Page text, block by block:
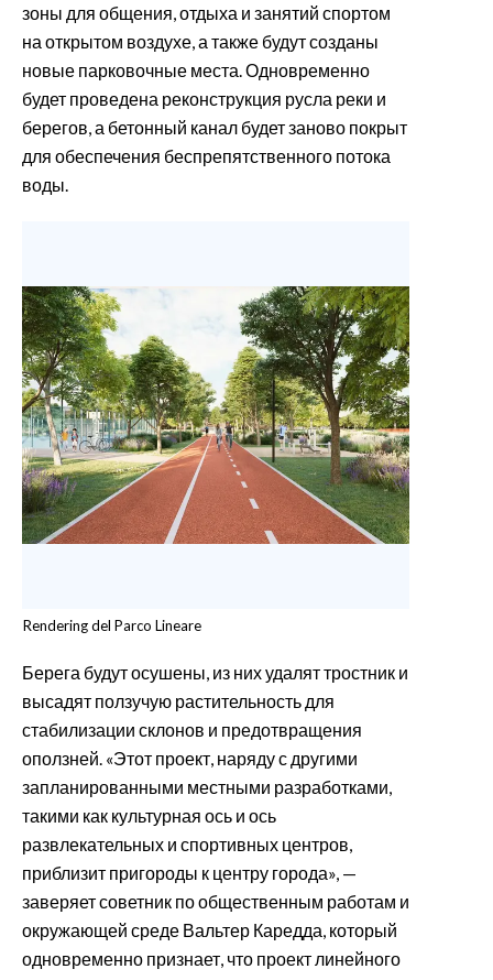
зоны для общения, отдыха и занятий спортом
на открытом воздухе, а также будут созданы
новые парковочные места. Одновременно
будет проведена реконструкция русла реки и
берегов, а бетонный канал будет заново покрыт
для обеспечения беспрепятственного потока
воды.
Rendering del Parco Lineare
Берега будут осушены, из них удалят тростник и
высадят ползучую растительность для
стабилизации склонов и предотвращения
оползней. «Этот проект, наряду с другими
запланированными местными разработками,
такими как культурная ось и ось
развлекательных и спортивных центров,
приблизит пригороды к центру города», —
заверяет советник по общественным работам и
окружающей среде Вальтер Каредда, который
одновременно признает, что проект линейного